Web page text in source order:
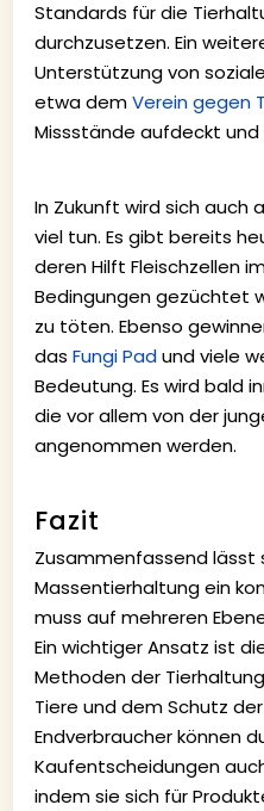
Standards für die
durchzusetzen. Ein
Unterstützung von
etwa demVerein gegen
Missstände aufdeckt
In Zukunft wird sich auch
viel tun. Es gibt bereits
deren Hilft Fleischzellen
Bedingungen gezüchtet
zu töten. Ebenso
das Fungi Padund viele
Bedeutung. Es wird bald
die vor allem von der
angenommen werden.
Fazit
Zusammenfassend lässt
Massentierhaltung ein
muss auf mehreren
Ein wichtiger Ansatz ist
Methoden der
Tiere und dem Schutz
Endverbraucher können
Kaufentscheidungen
indem sie sich für